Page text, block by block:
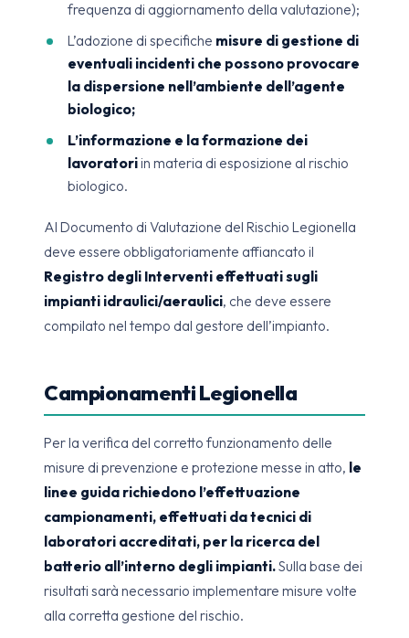
frequenza di aggiornamento della valutazione);
L’adozione di specifiche misure di gestione di
eventuali incidenti che possono provocare
la dispersione nell’ambiente dell’agente
biologico;
L’informazione e la formazione dei
lavoratoriin materia di esposizione al rischio
biologico.
Al Documento di Valutazione del Rischio Legionella
deve essere obbligatoriamente affiancato il
Registro degli Interventi effettuati sugli
impianti idraulici/aeraulici, che deve essere
compilato nel tempo dal gestore dell’impianto.
Campionamenti Legionella
Per la verifica del corretto funzionamento delle
misure di prevenzione e protezione messe in atto, le
linee guida richiedono l’effettuazione
campionamenti, effettuati da tecnici di
laboratori accreditati, per la ricerca del
batterio all’interno degli impianti.Sulla base dei
risultati sarà necessario implementare misure volte
alla corretta gestione del rischio.